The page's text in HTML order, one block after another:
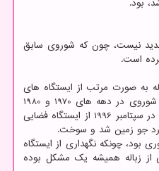
بود.
جدید نیست، چون که شوروی سابق
است.
به صورت مرتب از ایستگاه های
فضایی سالیوت (Salyut) متعلق به شوروی در دهه های 1970 و 1980
پرتاب می شدند. آخرین کیسه زباله در سپتامبر 1996 از ایستگاه فضایی
بود، چونکه نگهداری از ایستگاه
از زباله همیشه یک مشکل بوده